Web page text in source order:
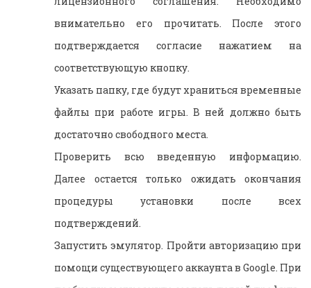
внимательно его прочитать. После этого
подтверждается согласие нажатием на
соответствующую кнопку.
Указать папку, где будут храниться временные
файлы при работе игры. В ней должно быть
достаточно свободного места.
Проверить всю введенную информацию.
Далее остается только ожидать окончания
процедуры установки после всех
подтверждений.
Запустить эмулятор. Пройти авторизацию при
помощи существующего аккаунта в Google. При